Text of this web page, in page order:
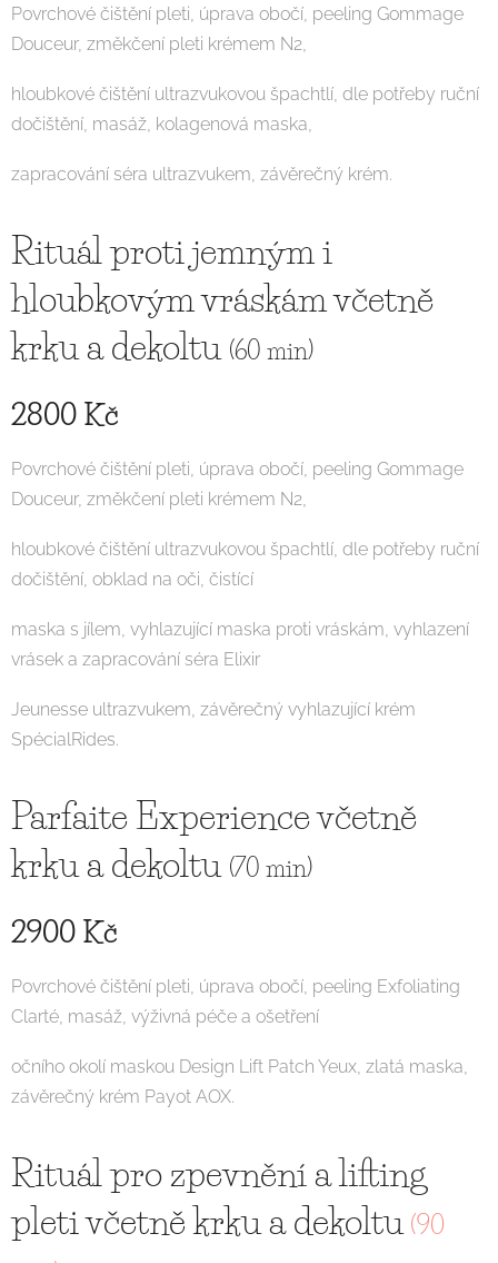
Povrchové čištění pleti, úprava obočí, peeling Gommage
Douceur, změkčení pleti krémem N2,
hloubkové čištění ultrazvukovou špachtlí, dle potřeby ruční
dočištění, masáž, kolagenová maska,
zapracování séra ultrazvukem, závěrečný krém.
Rituál proti jemným i
hloubkovým vráskám včetně
krku a dekoltu (60 min)
2800 Kč
Povrchové čištění pleti, úprava obočí, peeling Gommage
Douceur, změkčení pleti krémem N2,
hloubkové čištění ultrazvukovou špachtlí, dle potřeby ruční
dočištění, obklad na oči, čistící
maska s jílem, vyhlazující maska proti vráskám, vyhlazení
vrásek a zapracování séra Elixir
Jeunesse ultrazvukem, závěrečný vyhlazující krém
SpécialRides.
Parfaite Experience včetně
krku a dekoltu (70 min)
2900 Kč
Povrchové čištění pleti, úprava obočí, peeling Exfoliating
Clarté, masáž, výživná péče a ošetření
očního okolí maskou Design Lift Patch Yeux, zlatá maska,
závěrečný krém Payot AOX.
Rituál pro zpevnění a lifting
pleti včetně krku a dekoltu (90